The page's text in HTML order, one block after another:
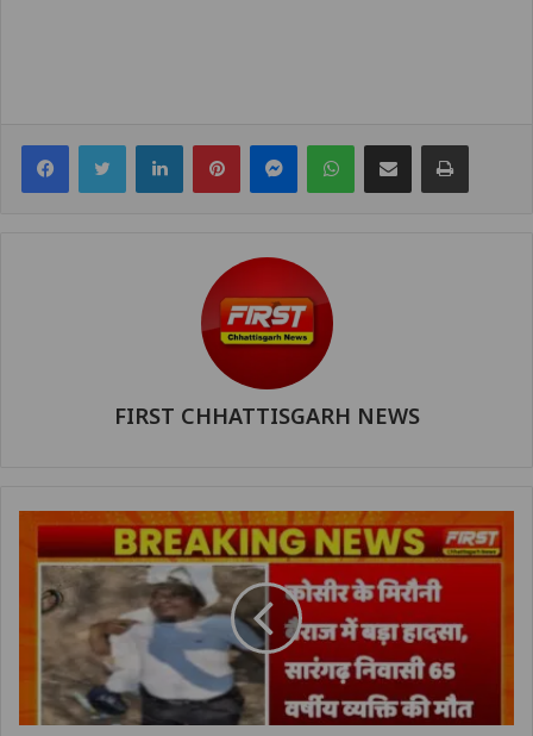
FacebookTwitter LinkedInPinterestMessengerWhatsAppShare via Email Print
FIRST CHHATTISGARH NEWS